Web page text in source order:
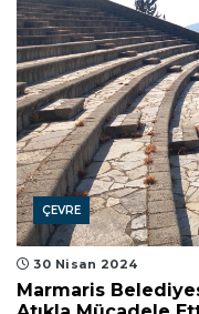
ÇEVRE
30 Nisan 2024
Marmaris